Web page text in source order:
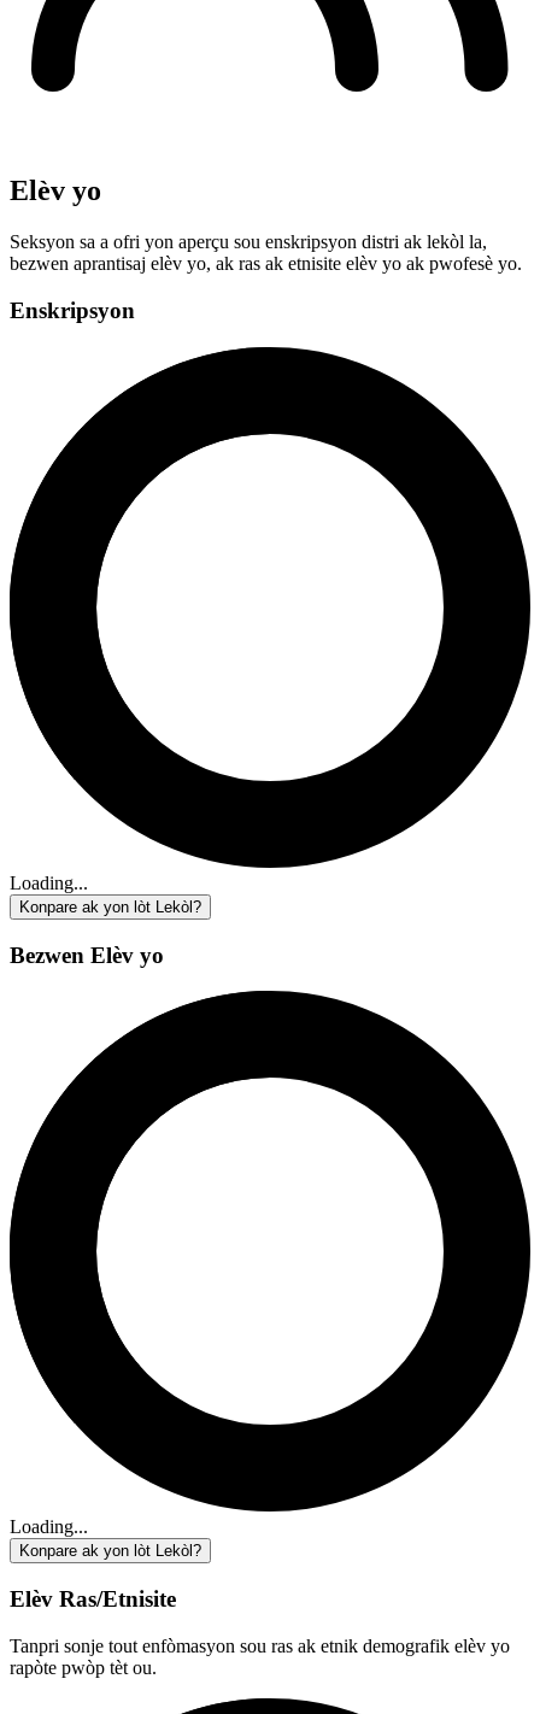
Elèv yo
Seksyon sa a ofri yon aperçu sou enskripsyon distri ak lekòl la,
bezwen aprantisaj elèv yo, ak ras ak etnisite elèv yo ak pwofesè yo.
Enskripsyon
Loading...
Konpare ak yon lòt Lekòl?
Bezwen Elèv yo
Loading...
Konpare ak yon lòt Lekòl?
Elèv Ras/Etnisite
Tanpri sonje tout enfòmasyon sou ras ak etnik demografik elèv yo
rapòte pwòp tèt ou.